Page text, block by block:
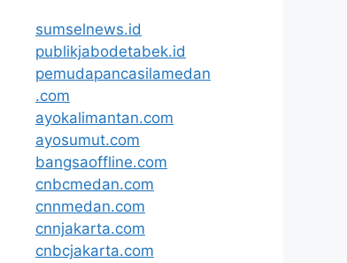
sumselnews.id
publikjabodetabek.id
pemudapancasilamedan
.com
ayokalimantan.com
ayosumut.com
bangsaoffline.com
cnbcmedan.com
cnnmedan.com
cnnjakarta.com
cnbcjakarta.com